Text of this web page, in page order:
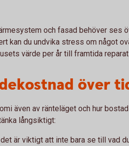
och fasad behöver ses
kan du undvika stress om något
värde per år till framtida
över
även av ränteläget och hur
långsiktigt:
är viktigt att inte bara se till vad